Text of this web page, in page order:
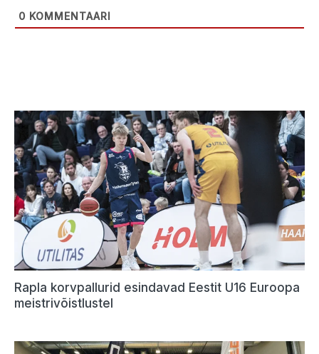
0 KOMMENTAARI
Rapla korvpallurid esindavad Eestit U16 Euroopa
meistrivõistlustel